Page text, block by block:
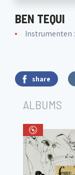
BEN TEQUI
Instrumenten :
share
ALBUMS